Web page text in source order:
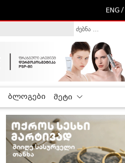
ENG /
ბლოგები მეტი